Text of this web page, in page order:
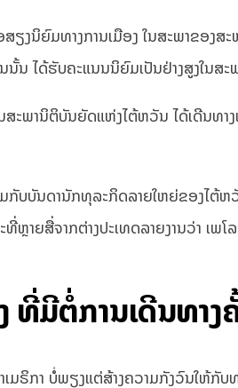
ງນິຍົມທາງການເມືອງ ໃນສະພາຂອງສ
ໄດ້ຮັບຄະແນນນິຍົມເປັນຢ່າງສູງໃນສະ
ສະພານິຕິບັນຍັດແຫ່ງໄຕ້ຫວັນ ໄດ້ເດີນ
ມກັບບັນດານັກທຸລະກິດລາຍໃຫຍ່ຂອງ
ຍສື່ຈາກຕ່າງປະເທດລາຍງານວ່າ ເພ
ທີ່ມີຕໍ່ການເດີນທາງ
ຣິກາ ບໍ່ພຽງແຕ່ສ້າງຄວາມກັງວົນໃຫ້ກັ